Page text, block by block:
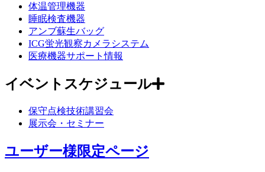
体温管理機器
睡眠検査機器
アンブ蘇生バッグ
ICG蛍光観察カメラシステム
医療機器サポート情報
イベントスケジュール
保守点検技術講習会
展示会・セミナー
ユーザー様限定ページ